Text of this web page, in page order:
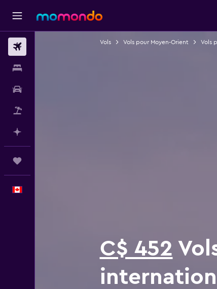
Vols Vols pour Moyen-Orient Vols
C$ 452